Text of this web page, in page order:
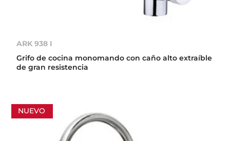
ARK 938 I
Grifo de cocina monomando con caño alto extraíble
de gran resistencia
NUEVO